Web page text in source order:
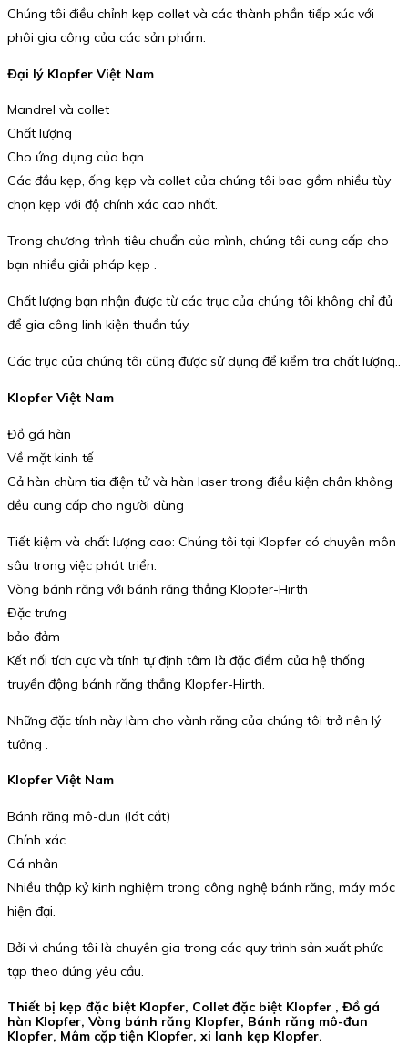
Chúng tôi điều chỉnh kẹp collet và các thành phần tiếp xúc với
phôi gia công của các sản phẩm.
Đại lý Klopfer Việt Nam
Mandrel và collet
Chất lượng
Cho ứng dụng của bạn
Các đầu kẹp, ống kẹp và collet của chúng tôi bao gồm nhiều tùy
chọn kẹp với độ chính xác cao nhất.
Trong chương trình tiêu chuẩn của mình, chúng tôi cung cấp cho
bạn nhiều giải pháp kẹp .
Chất lượng bạn nhận được từ các trục của chúng tôi không chỉ đủ
để gia công linh kiện thuần túy.
Các trục của chúng tôi cũng được sử dụng để kiểm tra chất lượng..
Klopfer Việt Nam
Đồ gá hàn
Về mặt kinh tế
Cả hàn chùm tia điện tử và hàn laser trong điều kiện chân không
đều cung cấp cho người dùng
Tiết kiệm và chất lượng cao: Chúng tôi tại Klopfer có chuyên môn
sâu trong việc phát triển.
Vòng bánh răng với bánh răng thẳng Klopfer-Hirth
Đặc trưng
bảo đảm
Kết nối tích cực và tính tự định tâm là đặc điểm của hệ thống
truyền động bánh răng thẳng Klopfer-Hirth.
Những đặc tính này làm cho vành răng của chúng tôi trở nên lý
tưởng .
Klopfer Việt Nam
Bánh răng mô-đun (lát cắt)
Chính xác
Cá nhân
Nhiều thập kỷ kinh nghiệm trong công nghệ bánh răng, máy móc
hiện đại.
Bởi vì chúng tôi là chuyên gia trong các quy trình sản xuất phức
tạp theo đúng yêu cầu.
Thiết bị kẹp đặc biệt Klopfer, Collet đặc biệt Klopfer , Đồ gá
hàn Klopfer, Vòng bánh răng Klopfer, Bánh răng mô-đun
Klopfer, Mâm cặp tiện Klopfer, xi lanh kẹp Klopfer.